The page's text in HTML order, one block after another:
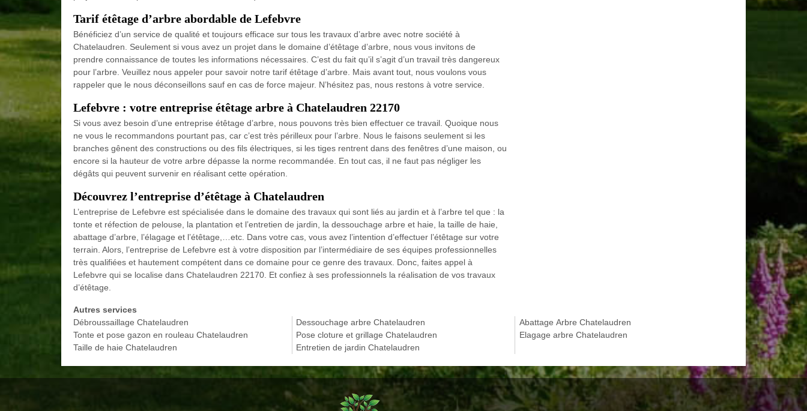
Tarif étêtage d’arbre abordable de Lefebvre
Bénéficiez d’un service de qualité et toujours efficace sur tous les travaux d’arbre avec notre société à
Chatelaudren. Seulement si vous avez un projet dans le domaine d’étêtage d’arbre, nous vous invitons de
prendre connaissance de toutes les informations nécessaires. C’est du fait qu’il s’agit d’un travail très dangereux
pour l’arbre. Veuillez nous appeler pour savoir notre tarif étêtage d’arbre. Mais avant tout, nous voulons vous
rappeler que le nous déconseillons sauf en cas de force majeur. N’hésitez pas, nous restons à votre service.
Lefebvre : votre entreprise étêtage arbre à Chatelaudren 22170
Si vous avez besoin d’une entreprise étêtage d’arbre, nous pouvons très bien effectuer ce travail. Quoique nous
ne vous le recommandons pourtant pas, car c’est très périlleux pour l’arbre. Nous le faisons seulement si les
branches gênent des constructions ou des fils électriques, si les tiges rentrent dans des fenêtres d’une maison, ou
encore si la hauteur de votre arbre dépasse la norme recommandée. En tout cas, il ne faut pas négliger les
dégâts qui peuvent survenir en réalisant cette opération.
Découvrez l’entreprise d’étêtage à Chatelaudren
L’entreprise de Lefebvre est spécialisée dans le domaine des travaux qui sont liés au jardin et à l’arbre tel que : la
tonte et réfection de pelouse, la plantation et l’entretien de jardin, la dessouchage arbre et haie, la taille de haie,
abattage d’arbre, l’élagage et l’étêtage,…etc. Dans votre cas, vous avez l’intention d’effectuer l’étêtage sur votre
terrain. Alors, l’entreprise de Lefebvre est à votre disposition par l’intermédiaire de ses équipes professionnelles
très qualifiées et hautement compétent dans ce domaine pour ce genre des travaux. Donc, faites appel à
Lefebvre qui se localise dans Chatelaudren 22170. Et confiez à ses professionnels la réalisation de vos travaux
d’étêtage.
Autres services
Débroussaillage Chatelaudren
Tonte et pose gazon en rouleau Chatelaudren
Taille de haie Chatelaudren
Dessouchage arbre Chatelaudren
Pose cloture et grillage Chatelaudren
Entretien de jardin Chatelaudren
Abattage Arbre Chatelaudren
Elagage arbre Chatelaudren